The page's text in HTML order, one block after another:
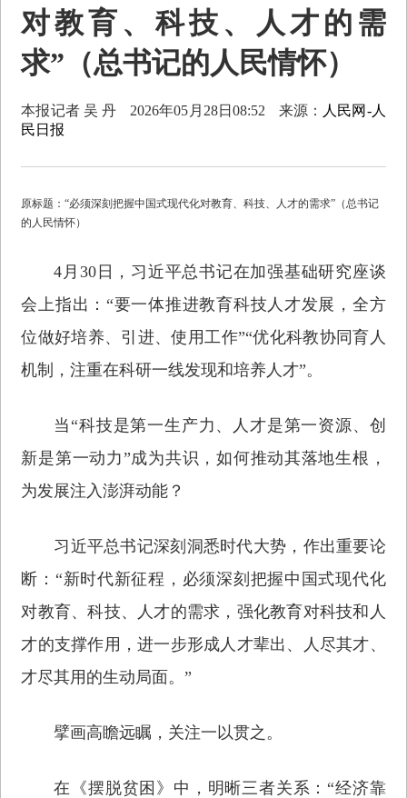
对教育、科技、人才的需
求”（总书记的人民情怀）
本报记者 吴 丹 2026年05月28日08:52 来源： 人民网-人
民日报
原标题：“必须深刻把握中国式现代化对教育、科技、人才的需求”（总书记
的人民情怀）
4月30日，习近平总书记在加强基础研究座谈
会上指出：“要一体推进教育科技人才发展，全方
位做好培养、引进、使用工作”“优化科教协同育人
机制，注重在科研一线发现和培养人才”。
当“科技是第一生产力、人才是第一资源、创
新是第一动力”成为共识，如何推动其落地生根，
为发展注入澎湃动能？
习近平总书记深刻洞悉时代大势，作出重要论
断：“新时代新征程，必须深刻把握中国式现代化
对教育、科技、人才的需求，强化教育对科技和人
才的支撑作用，进一步形成人才辈出、人尽其才、
才尽其用的生动局面。”
擘画高瞻远瞩，关注一以贯之。
在《摆脱贫困》中，明晰三者关系：“经济靠